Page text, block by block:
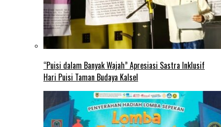
“Puisi dalam Banyak Wajah” Apresiasi Sastra Inklusif
Hari Puisi Taman Budaya Kalsel